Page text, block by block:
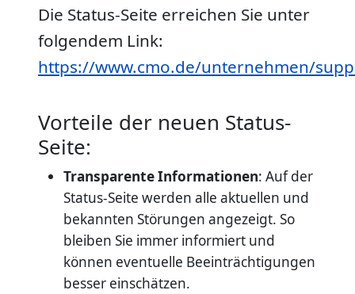
Die Status-Seite erreichen Sie unter
folgendem Link:
https://www.cmo.de/unternehmen/
Vorteile der neuen Status-
Seite:
Transparente Informationen: Auf der
Status-Seite werden alle aktuellen und
bekannten Störungen angezeigt. So
bleiben Sie immer informiert und
können eventuelle Beeinträchtigungen
besser einschätzen.